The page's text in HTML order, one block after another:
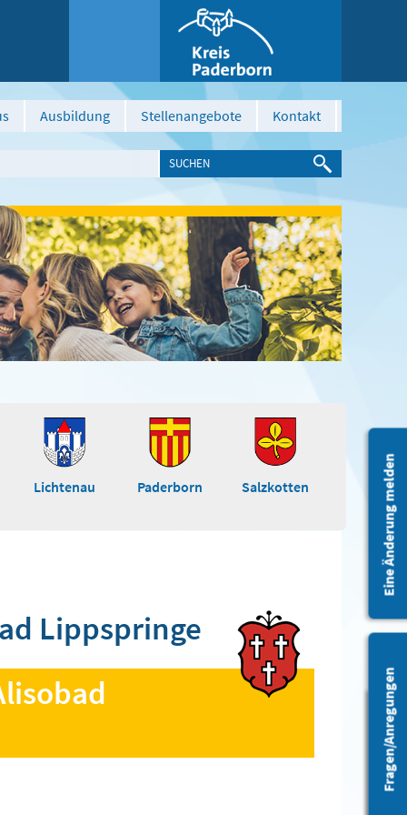
Barrierefreiheit
Ausbildung Stellenangebote Kontakt
Eine Änderung melden
Fragen/Anregungen
Lichtenau Paderborn Salzkotten
Lippspringe